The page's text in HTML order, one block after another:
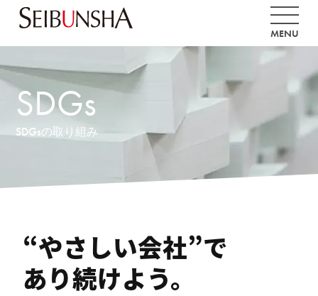
SDGs
SDGsの取り組み
“やさしい会社”で
あり続けよう。